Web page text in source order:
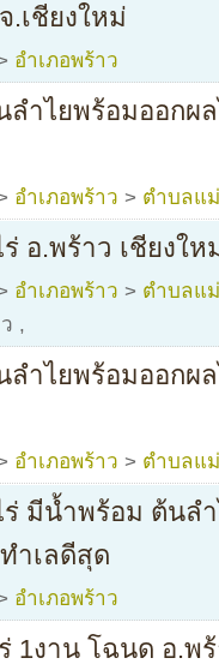
.เชียงใหม่
อำเภอพร้าว
ลำไยพร้อมออก
อำเภอพร้าว > ตำบลแ
อ.พร้าว เชียงให
อำเภอพร้าว > ตำบลแ
,
ลำไยพร้อมออก
อำเภอพร้าว > ตำบลแ
มีน้ำพร้อม ต้นล
ำเลดีสุด
อำเภอพร้าว
1งาน โฉนด อ.พ